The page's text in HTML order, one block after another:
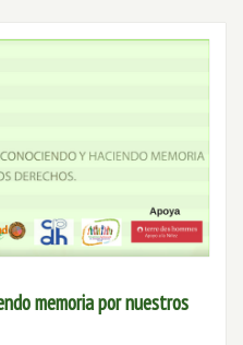
memoria por nuestros